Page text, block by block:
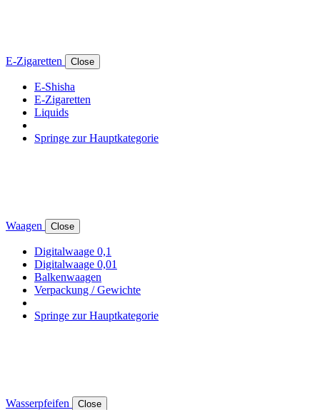
E-Zigaretten Close
E-Shisha
E-Zigaretten
Liquids
Springe zur Hauptkategorie
Waagen Close
Digitalwaage 0,1
Digitalwaage 0,01
Balkenwaagen
Verpackung / Gewichte
Springe zur Hauptkategorie
Wasserpfeifen Close